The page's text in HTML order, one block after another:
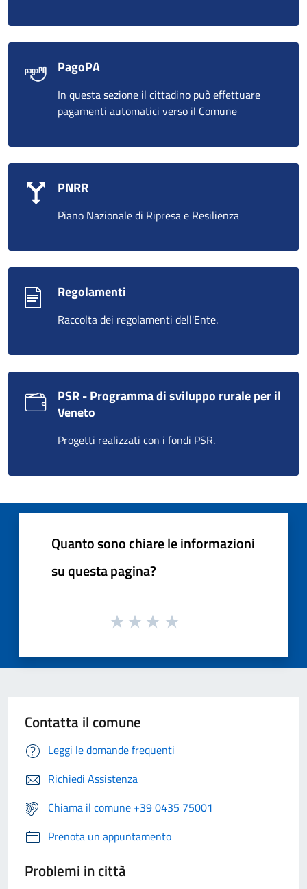
PagoPA
In questa sezione il cittadino può effettuare
pagamenti automatici verso il Comune
PNRR
Piano Nazionale di Ripresa e Resilienza
Regolamenti
Raccolta dei regolamenti dell'Ente.
PSR - Programma di sviluppo rurale per il
Veneto
Progetti realizzati con i fondi PSR.
Quanto sono chiare le informazioni
su questa pagina?
Contatta il comune
Leggi le domande frequenti
Richiedi Assistenza
Chiama il comune +39 0435 75001
Prenota un appuntamento
Problemi in città